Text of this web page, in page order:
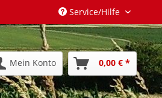
Service/Hilfe
Mein Konto 0,00 € *